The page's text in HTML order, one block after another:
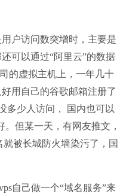
户访问数突增时，主要是
可以通过“阿里云”的数据
的虚拟主机上，一年几十
用自己的谷歌邮箱注册了
多少人访问， 国内也可以
但某一天，有网友推文，
就被长城防火墙染污了，国
自己做一个“域名服务”来